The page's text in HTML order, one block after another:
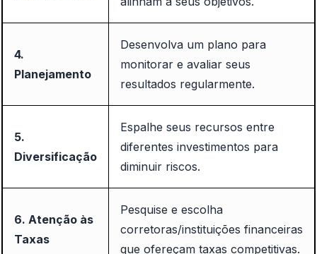
4.
Planejamento
Desenvolva um plano para
monitorar e avaliar seus
resultados regularmente.
5.
Diversificação
Espalhe seus recursos entre
diferentes investimentos para
diminuir riscos.
6. Atenção às
Taxas
Pesquise e escolha
corretoras/instituições financeiras
que ofereçam taxas competitivas.